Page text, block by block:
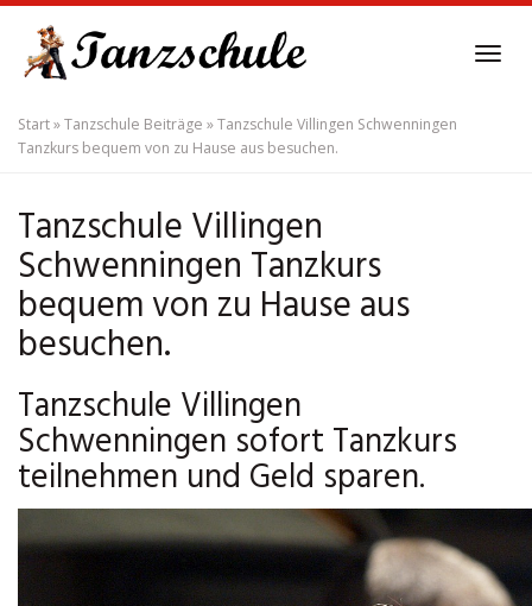
main
content
Start»Tanzschule Beiträge »Tanzschule Villingen Schwenningen
Tanzkurs bequem von zu Hause aus besuchen.
Tanzschule Villingen
Schwenningen Tanzkurs
bequem von zu Hause aus
besuchen.
Tanzschule Villingen
Schwenningen sofort Tanzkurs
teilnehmen und Geld sparen.